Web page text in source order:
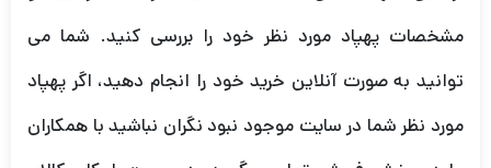
مشخصات پهپاد مورد نظر خود را بررسی کنید. شما می
توانید به صورت آنلاین خرید خود را انجام دهید، اگر پهپاد
مورد نظر شما در سایت موجود نبود نگران نباشید با همکاران